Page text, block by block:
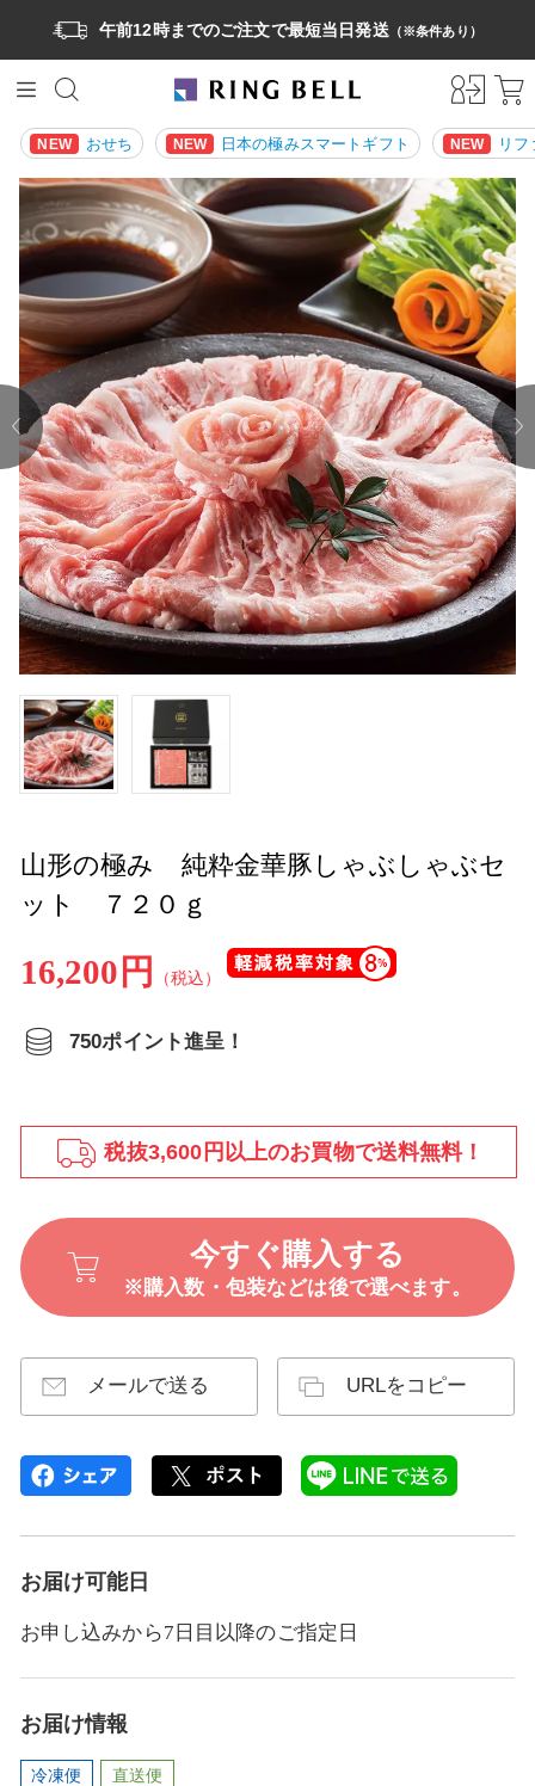
午前12時までのご注文で最短当日発送（※条件あり）
NEW おせち NEW 日本の極みスマートギフト NEW リ
prev
山形の極み 純粋金華豚しゃぶしゃぶセ
ット ７２０ｇ
16,200円 （税込）
750ポイント進呈！
税抜3,600円以上のお買物で送料無料！
今すぐ購入する
※購入数・包装などは後で選べます。
メールで送る URLをコピー
お届け可能日
お申し込みから7日目以降のご指定日
お届け情報
冷凍便 直送便